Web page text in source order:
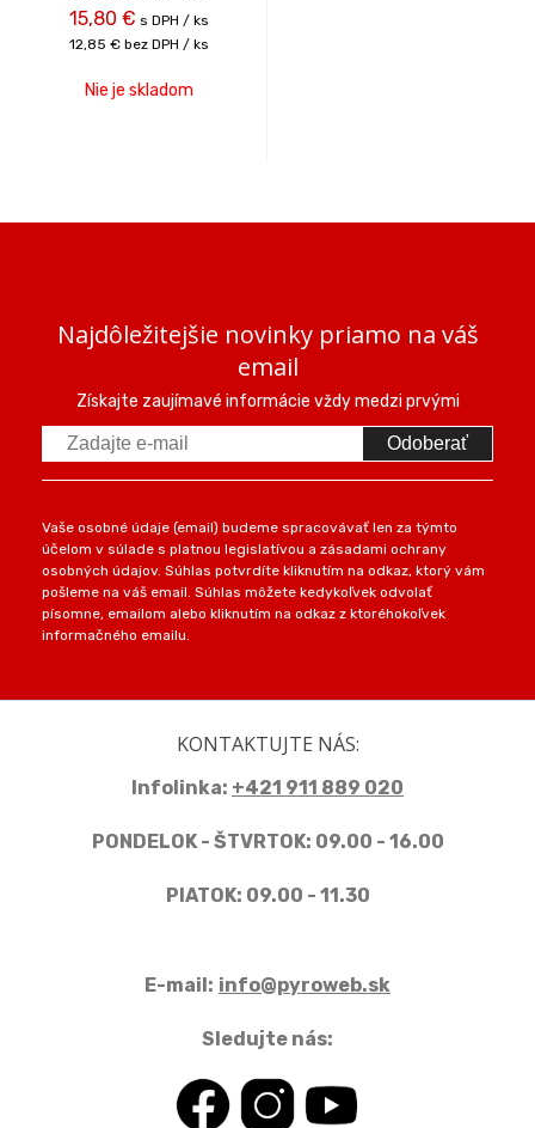
15,80 € s DPH / ks
12,85 € bez DPH / ks
Nie je skladom
Najdôležitejšie novinky priamo na váš
email
Získajte zaujímavé informácie vždy medzi prvými
Odoberať
Vaše osobné údaje (email) budeme spracovávať len za týmto
účelom v súlade s platnou legislatívou a zásadami ochrany
osobných údajov. Súhlas potvrdíte kliknutím na odkaz, ktorý vám
pošleme na váš email. Súhlas môžete kedykoľvek odvolať
písomne, emailom alebo kliknutím na odkaz z ktoréhokoľvek
informačného emailu.
KONTAKTUJTE NÁS:
Infolinka: +421 911 889 020
PONDELOK - ŠTVRTOK: 09.00 - 16.00
PIATOK: 09.00 - 11.30
E-mail: info@pyroweb.sk
Sledujte nás: